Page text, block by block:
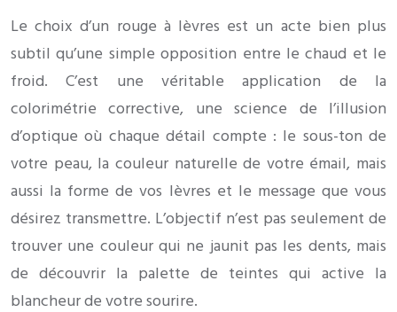
Le choix d’un rouge à lèvres est un acte bien plus
subtil qu’une simple opposition entre le chaud et le
froid. C’est une véritable application de la
colorimétrie corrective, une science de l’illusion
d’optique où chaque détail compte : le sous-ton de
votre peau, la couleur naturelle de votre émail, mais
aussi la forme de vos lèvres et le message que vous
désirez transmettre. L’objectif n’est pas seulement de
trouver une couleur qui ne jaunit pas les dents, mais
de découvrir la palette de teintes qui active la
blancheur de votre sourire.